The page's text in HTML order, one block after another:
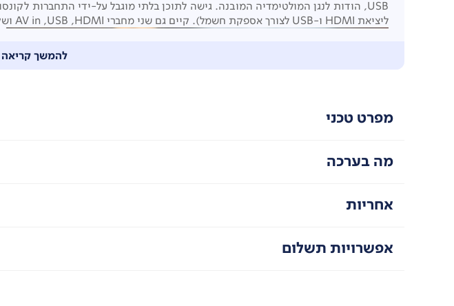
להמשך קריאה
ליציאת HDMI ו-USB לצורך אספקת חשמל). קיים גם שני מחברי HDMI,‏ USB, ‏AV in ושקע 3.5 לחיבור רמקולים חיצוניים.
מפרט טכני
מה בערכה
אחריות
אפשרויות תשלום